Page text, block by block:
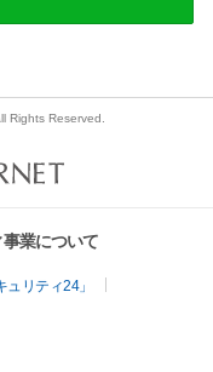
Rights Reserved.
業について
リティ24」